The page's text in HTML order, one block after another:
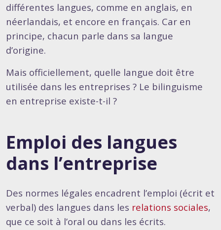
différentes langues, comme en anglais, en
néerlandais, et encore en français. Car en
principe, chacun parle dans sa langue
d’origine.
Mais officiellement, quelle langue doit être
utilisée dans les entreprises ? Le bilinguisme
en entreprise existe-t-il ?
Emploi des langues
dans l’entreprise
Des normes légales encadrent l’emploi (écrit et
verbal) des langues dans les relations sociales,
que ce soit à l’oral ou dans les écrits.